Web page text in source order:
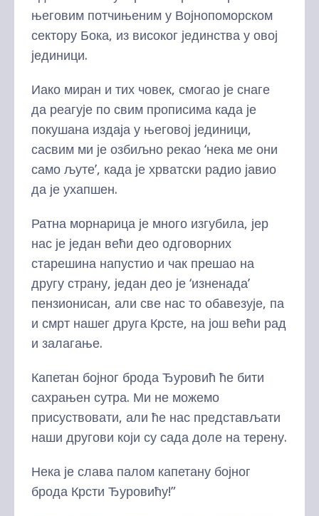
његовим потчињеним у Војнопоморском
сектору Бока, из високог јединства у овој
јединици.
Иако миран и тих човек, смогао је снаге
да реагује по свим прописима када је
покушана издаја у његовој јединици,
сасвим ми је озбиљно рекао ‘нека ме они
само љуте’, када је хрватски радио јавио
да је ухапшен.
Ратна морнарица је много изгубила, јер
нас је један већи део одговорних
старешина напустио и чак прешао на
другу страну, један део је ‘изненада’
пензионисан, али све нас то обавезује, па
и смрт нашег друга Крсте, на још већи рад
и залагање.
Капетан бојног брода Ђуровић ће бити
сахрањен сутра. Ми не можемо
присуствовати, али ће нас представљати
наши другови који су сада доле на терену.
Нека је слава палом капетану бојног
брода Крсти Ђуровићу!”